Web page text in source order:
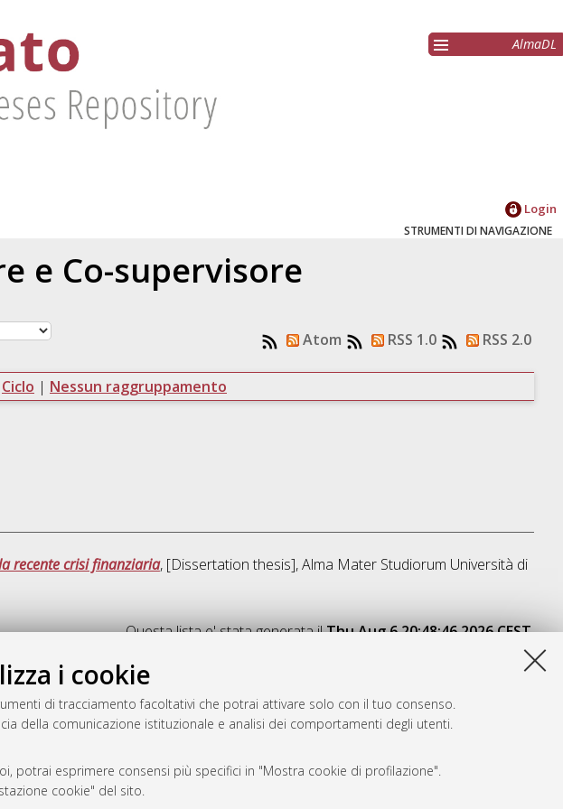
i cookie
di tracciamento facoltativi che potrai attivare solo con il tuo consenso.
della comunicazione istituzionale e analisi dei comportamenti degli utenti.
potrai esprimere consensi più specifici in "Mostra cookie di profilazione".
cookie" del sito.
AlmaDL
Login
STRUMENTI DI NAVIGAZIONE
e Co-supervisore
Atom RSS 1.0 RSS 2.0
Ciclo | Nessun raggruppamento
recente crisi finanziaria, [Dissertation thesis], Alma Mater Studiorum Università di
Questa lista e' stata generata ilThu Aug 6 20:48:46 2026 CEST.